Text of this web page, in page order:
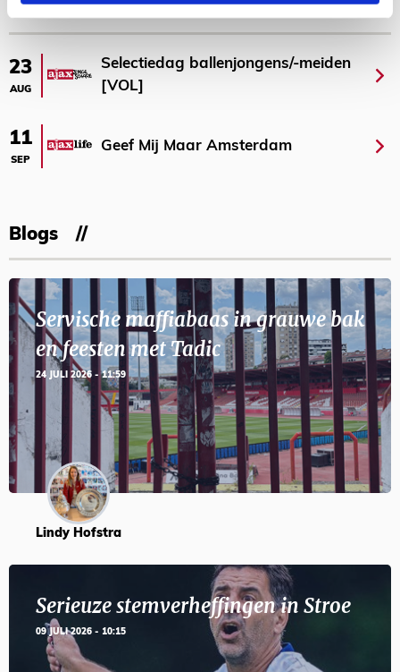
AGENDA
23
AUG
Selectiedag ballenjongens/-meiden
[VOL]
11
SEP
Geef Mij Maar Amsterdam
Blogs
Servische maffiabaas in grauwe bak
en feesten met Tadic
24 JULI 2026 - 11:59
Lindy Hofstra
Serieuze stemverheffingen in Stroe
09 JULI 2026 - 10:15